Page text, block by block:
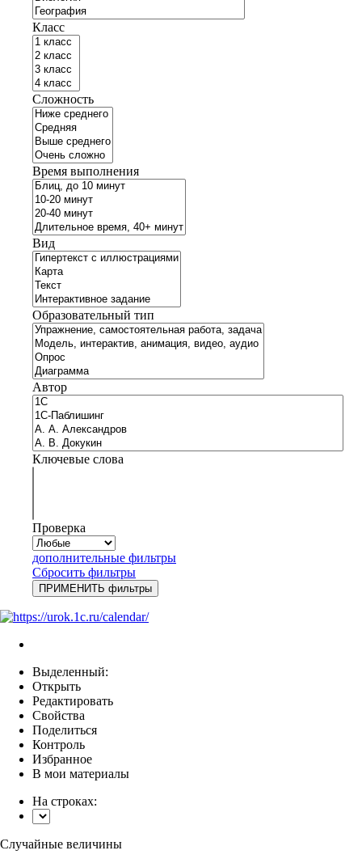
Класс
Сложность
Время выполнения
Вид
Образовательный тип
Автор
Ключевые слова
Проверка
дополнительные фильтры
Сбросить фильтры
Выделенный:
Открыть
Редактировать
Свойства
Поделиться
Контроль
Избранное
В мои материалы
На строках:
Случайные величины